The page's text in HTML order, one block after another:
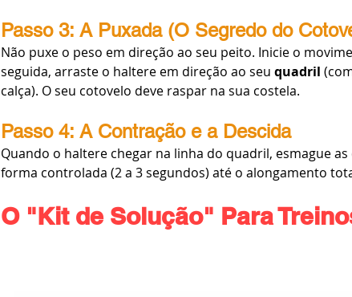
Passo 3: A Puxada (O Segredo do
Não puxe o peso em direção ao seu peito. Inicie o
seguida, arraste o haltere em direção ao seu quadril
calça). O seu cotovelo deve raspar na sua costela.
Passo 4: A Contração e a Descida
Quando o haltere chegar na linha do quadril, esmague
forma controlada (2 a 3 segundos) até o alongamento
O "Kit de Solução" Para